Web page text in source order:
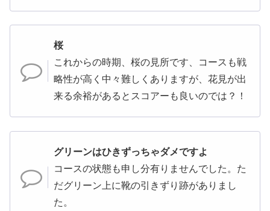
桜
これからの時期、桜の見所です、コースも戦
略性が高く中々難しくありますが、花見が出
来る余裕があるとスコアーも良いのでは？！
グリーンはひきずっちゃダメですよ
コースの状態も申し分有りませんでした。た
だグリーン上に靴の引きずり跡がありまし
た。